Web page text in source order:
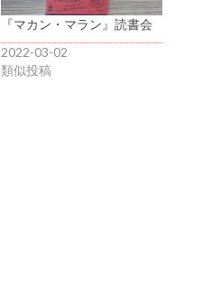
『マカン・マラン』読書会
2022-03-02
類似投稿